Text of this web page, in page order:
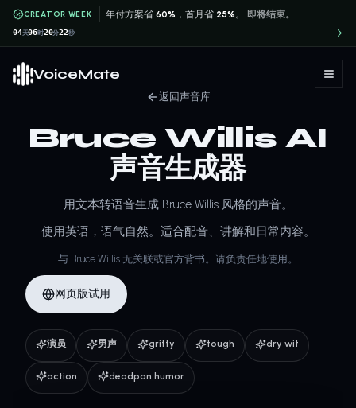
CREATOR WEEK 年付方案省60% ，首月省 25%。 即将结束。
04天06时20分22秒
VoiceMate
返回声音库
Bruce Willis AI
声音生成器
用文本转语音生成 Bruce Willis 风格的声音。
使用英语，语气自然。适合配音、讲解和日常内容。
与 Bruce Willis 无关联或官方背书。请负责任地使用。
网页版试用
演员 男声 gritty tough dry wit
action deadpan humor